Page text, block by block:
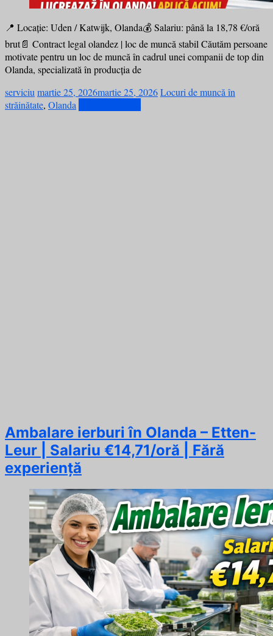
📍 Locație: Uden / Katwijk, Olanda💰 Salariu: până la 18,78 €/oră
brut📄 Contract legal olandez | loc de muncă stabil Căutăm persoane
motivate pentru un loc de muncă în cadrul unei companii de top din
Olanda, specializată în producția de
serviciu martie 25, 2026martie 25, 2026Locuri de muncă în
străinătate, Olanda
Ambalare ierburi în Olanda – Etten-
Leur | Salariu €14,71/oră | Fără
experiență